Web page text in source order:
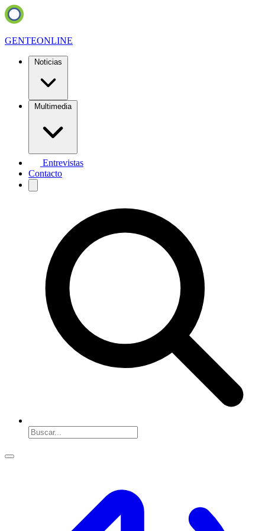
GENTEONLINE
Noticias
Multimedia
Entrevistas
Contacto